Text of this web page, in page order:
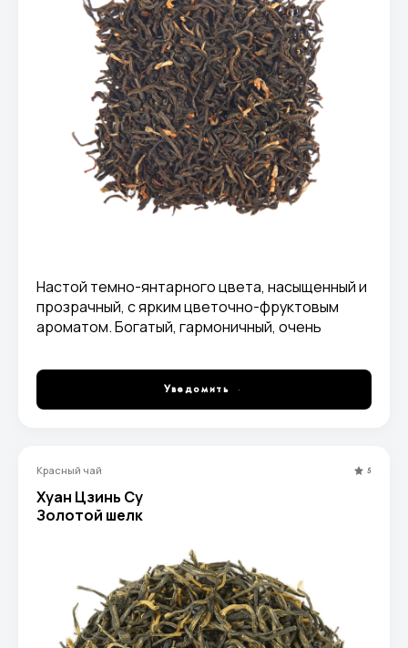
Настой темно-янтарного цвета, насыщенный и
прозрачный, с ярким цветочно-фруктовым
ароматом. Богатый, гармоничный, очень
благородной горчинкой, переходящей в
длительное терпко-фруктовое послевкусие.
Уведомить
Красный чай 5
Хуан Цзинь Су
Золотой шелк